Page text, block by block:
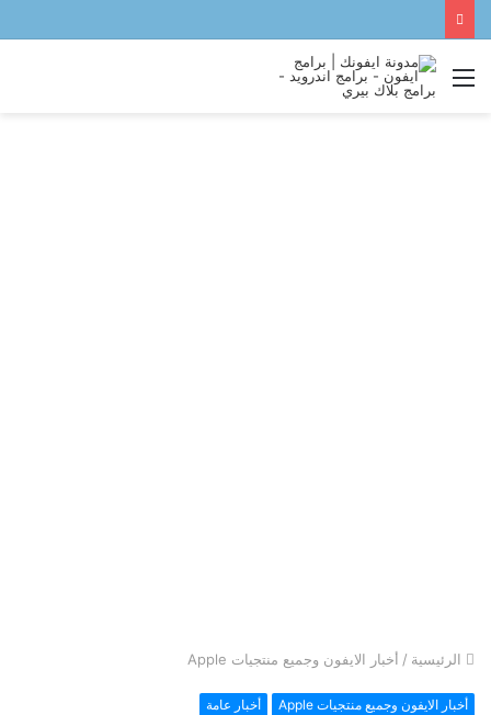
القائمة
الرئيسية / أخبار الايفون وجميع منتجيات Apple
أخبار الايفون وجميع منتجيات Apple أخبار عامة